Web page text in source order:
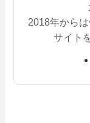
2018年から
サイト